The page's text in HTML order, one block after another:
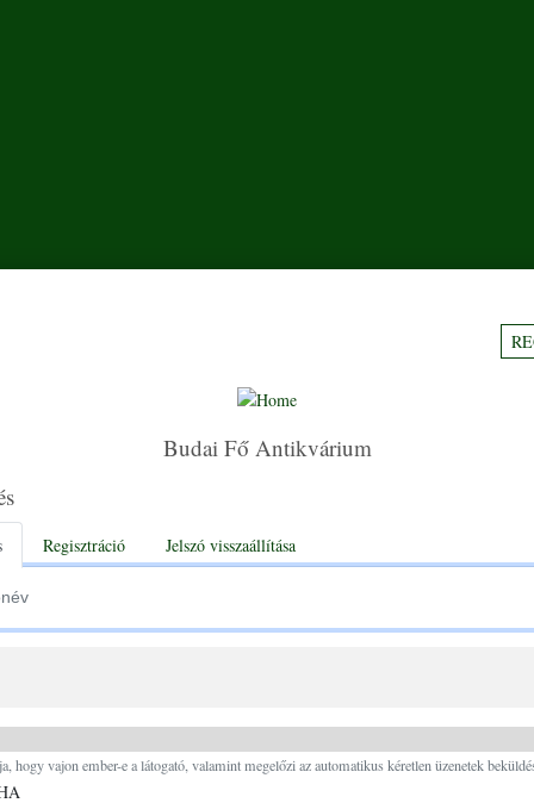
Budai Fő Antikvárium
Regisztráció Jelszó visszaállítása
hogy vajon ember-e a látogató, valamint megelőzi az automatikus kéretlen üzenetek